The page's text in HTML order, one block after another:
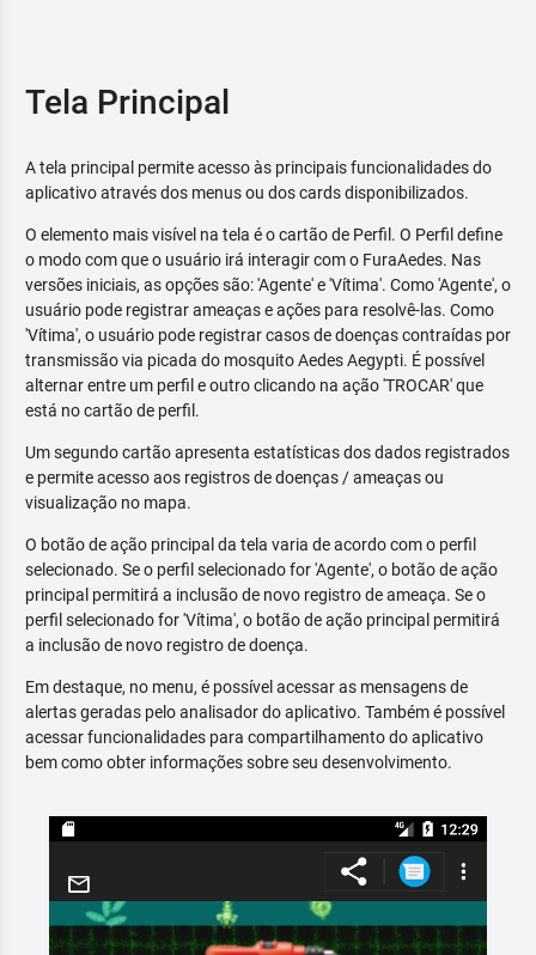
Tela Principal
A tela principal permite acesso às principais funcionalidades do
aplicativo através dos menus ou dos cards disponibilizados.
O elemento mais visível na tela é o cartão de Perfil. O Perfil define
o modo com que o usuário irá interagir com o FuraAedes. Nas
versões iniciais, as opções são: 'Agente' e 'Vítima'. Como 'Agente', o
usuário pode registrar ameaças e ações para resolvê-las. Como
'Vítima', o usuário pode registrar casos de doenças contraídas por
transmissão via picada do mosquito Aedes Aegypti. É possível
alternar entre um perfil e outro clicando na ação 'TROCAR' que
está no cartão de perfil.
Um segundo cartão apresenta estatísticas dos dados registrados
e permite acesso aos registros de doenças / ameaças ou
visualização no mapa.
O botão de ação principal da tela varia de acordo com o perfil
selecionado. Se o perfil selecionado for 'Agente', o botão de ação
principal permitirá a inclusão de novo registro de ameaça. Se o
perfil selecionado for 'Vítima', o botão de ação principal permitirá
a inclusão de novo registro de doença.
Em destaque, no menu, é possível acessar as mensagens de
alertas geradas pelo analisador do aplicativo. Também é possível
acessar funcionalidades para compartilhamento do aplicativo
bem como obter informações sobre seu desenvolvimento.